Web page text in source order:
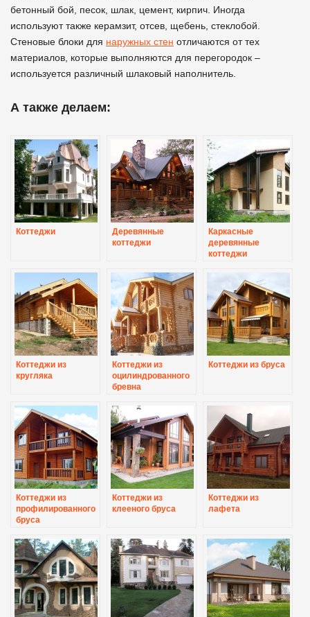
бетонный бой, песок, шлак, цемент, кирпич. Иногда
используют также керамзит, отсев, щебень, стеклобой.
Стеновые блоки для наружных стен отличаются от тех
материалов, которые выполняются для перегородок –
используется различный шлаковый наполнитель.
А также делаем:
Коттеджи
Деревянные
коттеджи
Каркасные
деревянные
коттеджи
Коттеджи из
кругляка
Коттеджи из
оцилиндрованного
бревна
Коттеджи из бруса
Коттеджи из
профилированного
бруса
Коттеджи из
клееного бруса
Коттеджи из
лафета